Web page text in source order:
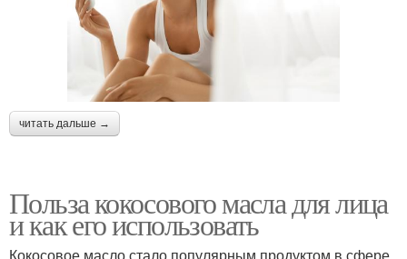
читать дальше →
Польза кокосового масла для лица
и как его использовать
Кокосовое масло стало популярным продуктом в сфере